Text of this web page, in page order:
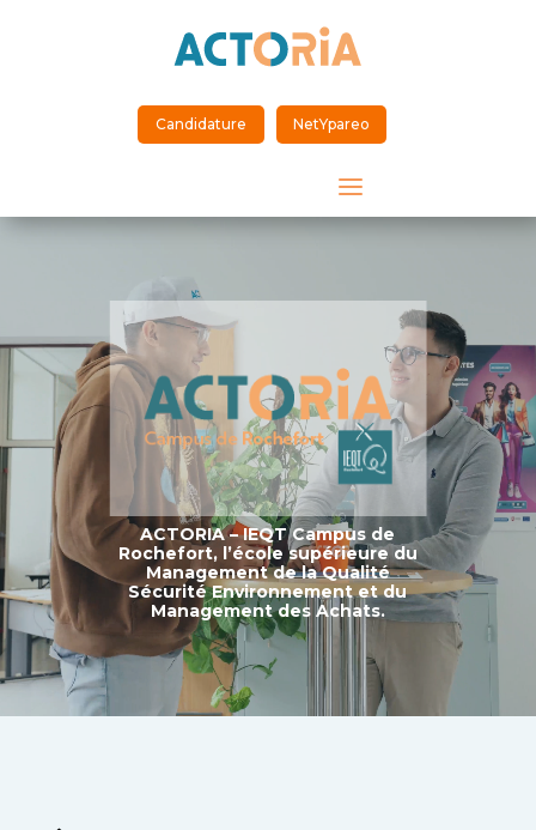
Candidature NetYpareo
a
Lecteur
ACTORIA – IEQT Campus de
Rochefort, l’école supérieure du
Management de la Qualité
Sécurité Environnement et du
Management des Achats.